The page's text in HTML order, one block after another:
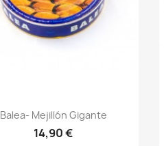
Vista rápida
Balea- Mejillón Gigante
14,90 €